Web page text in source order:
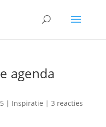
agenda
| Inspiratie | 3 reacties